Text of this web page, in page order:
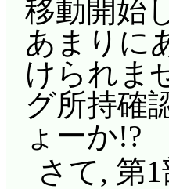
移動開始
あまりに
けられま
グ所持確
ょーか!?
さて, 第